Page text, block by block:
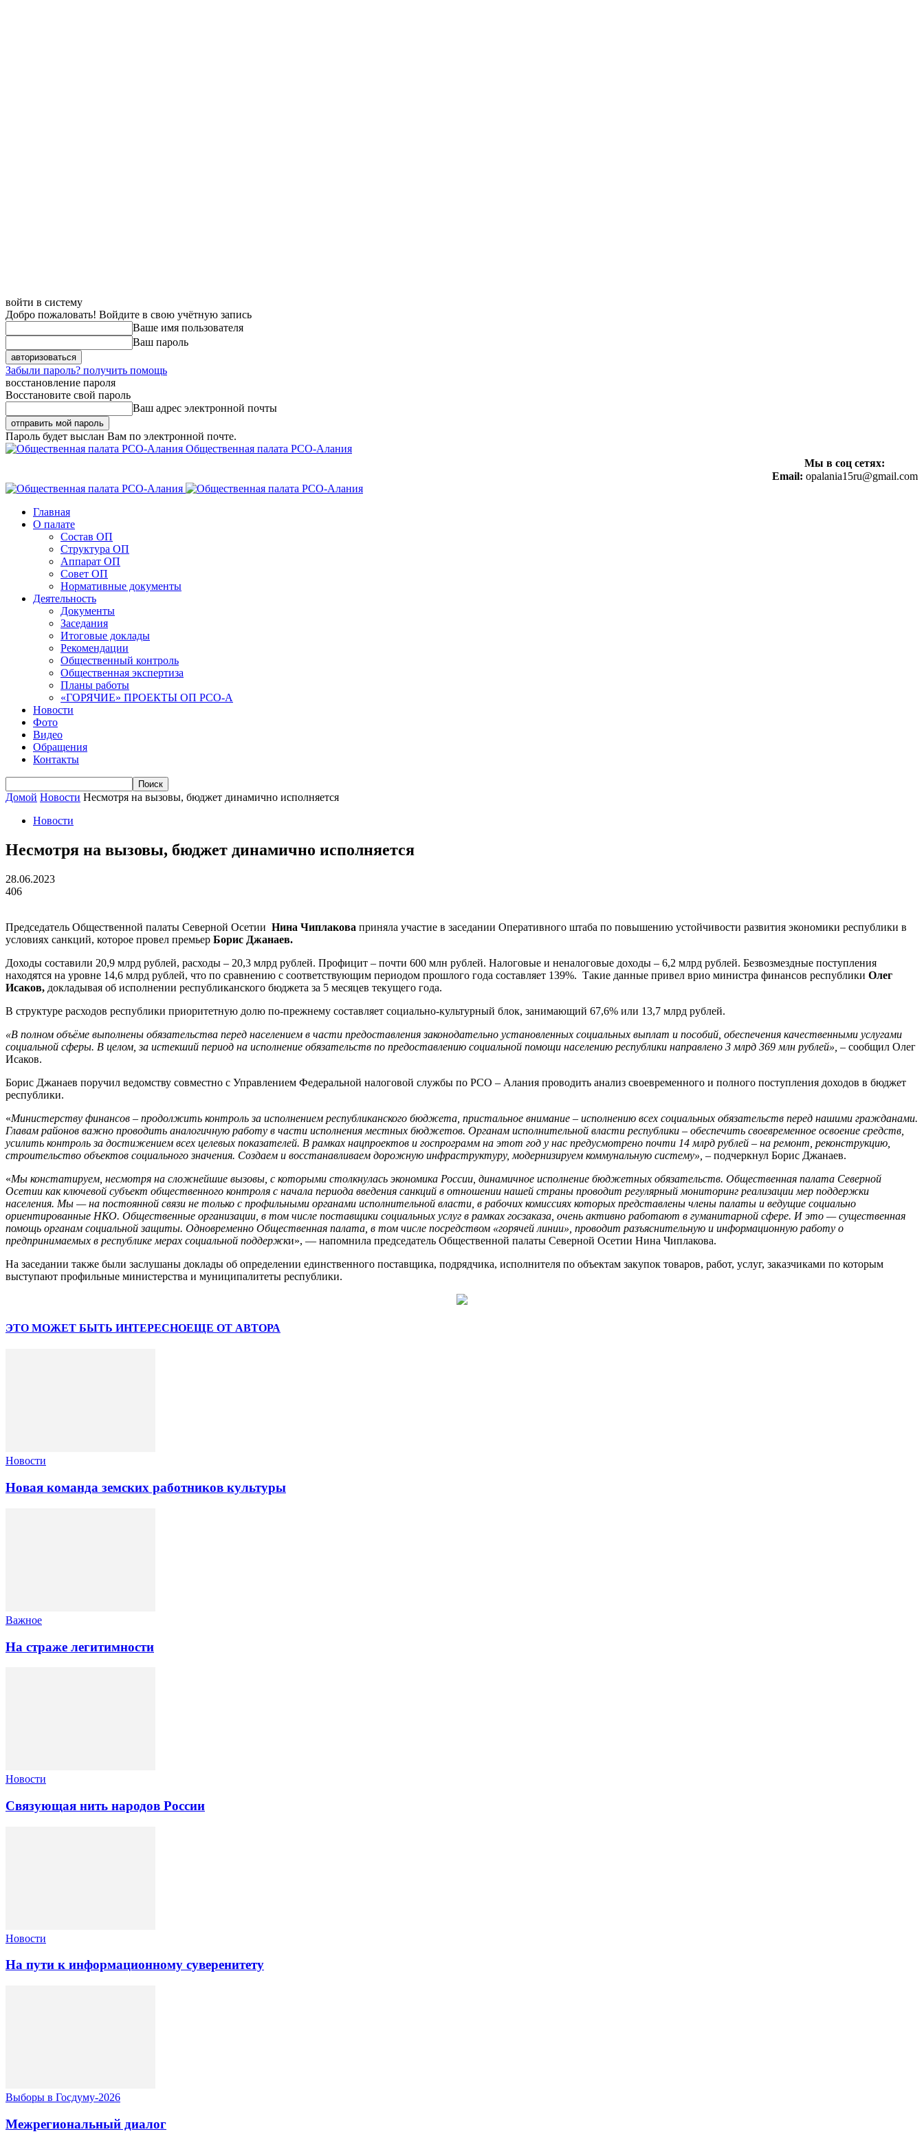
войти в систему
Добро пожаловать! Войдите в свою учётную запись
Ваше имя пользователя
Ваш пароль
Забыли пароль? получить помощь
восстановление пароля
Восстановите свой пароль
Ваш адрес электронной почты
Пароль будет выслан Вам по электронной почте.
Общественная палата РСО-Алания
Мы в соц сетях:
Email: opalania15ru@gmail.com
Главная
О палате
Состав ОП
Структура ОП
Аппарат ОП
Совет ОП
Нормативные документы
Деятельность
Документы
Заседания
Итоговые доклады
Рекомендации
Общественный контроль
Общественная экспертиза
Планы работы
«ГОРЯЧИЕ» ПРОЕКТЫ ОП РСО-А
Новости
Фото
Видео
Обращения
Контакты
Домой Новости Несмотря на вызовы, бюджет динамично исполняется
Новости
Несмотря на вызовы, бюджет динамично исполняется
28.06.2023
406
Председатель Общественной палаты Северной Осетии Нина Чиплакова приняла участие в заседании Оперативного штаба по повышению устойчивости развития экономики республики в
условиях санкций, которое провел премьер Борис Джанаев.
Доходы составили 20,9 млрд рублей, расходы – 20,3 млрд рублей. Профицит – почти 600 млн рублей. Налоговые и неналоговые доходы – 6,2 млрд рублей. Безвозмездные поступления
находятся на уровне 14,6 млрд рублей, что по сравнению с соответствующим периодом прошлого года составляет 139%. Такие данные привел врио министра финансов республики Олег
Исаков, докладывая об исполнении республиканского бюджета за 5 месяцев текущего года.
В структуре расходов республики приоритетную долю по-прежнему составляет социально-культурный блок, занимающий 67,6% или 13,7 млрд рублей.
«В полном объёме выполнены обязательства перед населением в части предоставления законодательно установленных социальных выплат и пособий, обеспечения качественными услугами
социальной сферы. В целом, за истекший период на исполнение обязательств по предоставлению социальной помощи населению республики направлено 3 млрд 369 млн рублей», – сообщил Олег
Исаков.
Борис Джанаев поручил ведомству совместно с Управлением Федеральной налоговой службы по РСО – Алания проводить анализ своевременного и полного поступления доходов в бюджет
республики.
«Министерству финансов – продолжить контроль за исполнением республиканского бюджета, пристальное внимание – исполнению всех социальных обязательств перед нашими гражданами.
Главам районов важно проводить аналогичную работу в части исполнения местных бюджетов. Органам исполнительной власти республики – обеспечить своевременное освоение средств,
усилить контроль за достижением всех целевых показателей. В рамках нацпроектов и госпрограмм на этот год у нас предусмотрено почти 14 млрд рублей – на ремонт, реконструкцию,
строительство объектов социального значения. Создаем и восстанавливаем дорожную инфраструктуру, модернизируем коммунальную систему», – подчеркнул Борис Джанаев.
«Мы констатируем, несмотря на сложнейшие вызовы, с которыми столкнулась экономика России, динамичное исполнение бюджетных обязательств. Общественная палата Северной
Осетии как ключевой субъект общественного контроля с начала периода введения санкций в отношении нашей страны проводит регулярный мониторинг реализации мер поддержки
населения. Мы — на постоянной связи не только с профильными органами исполнительной власти, в рабочих комиссиях которых представлены члены палаты и ведущие социально
ориентированные НКО. Общественные организации, в том числе поставщики социальных услуг в рамках госзаказа, очень активно работают в гуманитарной сфере. И это — существенная
помощь органам социальной защиты. Одновременно Общественная палата, в том числе посредством «горячей линии», проводит разъяснительную и информационную работу о
предпринимаемых в республике мерах социальной поддержки», — напомнила председатель Общественной палаты Северной Осетии Нина Чиплакова.
На заседании также были заслушаны доклады об определении единственного поставщика, подрядчика, исполнителя по объектам закупок товаров, работ, услуг, заказчиками по которым
выступают профильные министерства и муниципалитеты республики.
ЭТО МОЖЕТ БЫТЬ ИНТЕРЕСНОЕЩЕ ОТ АВТОРА
Новости
Новая команда земских работников культуры
Важное
На страже легитимности
Новости
Связующая нить народов России
Новости
На пути к информационному суверенитету
Выборы в Госдуму-2026
Межрегиональный диалог